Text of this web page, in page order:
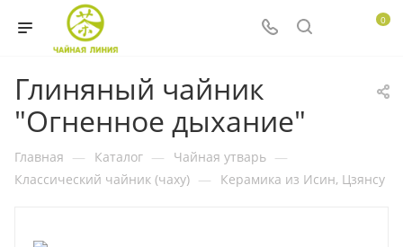
0
Глиняный чайник
"Огненное дыхание"
Главная — Каталог — Чайная утварь —
Классический чайник (чаху) — Керамика из Исин, Цзянсу